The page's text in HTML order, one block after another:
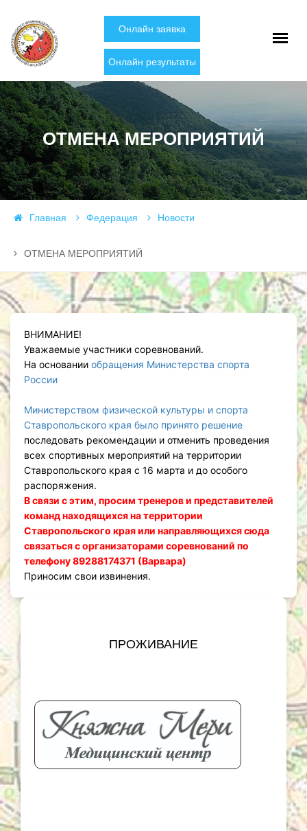
Онлайн заявка
Онлайн результаты
ОТМЕНА МЕРОПРИЯТИЙ
Главная Федерация Новости
ОТМЕНА МЕРОПРИЯТИЙ
ВНИМАНИЕ!
Уважаемые участники соревнований.
На основании обращения Министерства спорта
России
Министерством физической культуры и спорта
Ставропольского края было принято решение
последовать рекомендации и отменить проведения
всех спортивных мероприятий на территории
Ставропольского края с 16 марта и до особого
распоряжения.
В связи с этим, просим тренеров и представителей
команд находящихся на территории
Ставропольского края или направляющихся сюда
связаться с организаторами соревнований по
телефону 89288174371 (Варвара)
Приносим свои извинения.
ПРОЖИВАНИЕ